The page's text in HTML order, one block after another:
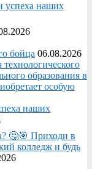
успеха наших
бойца 06.08.2026
образования в
особую
наших
🤔🎯 Приходи в
колледж и будь